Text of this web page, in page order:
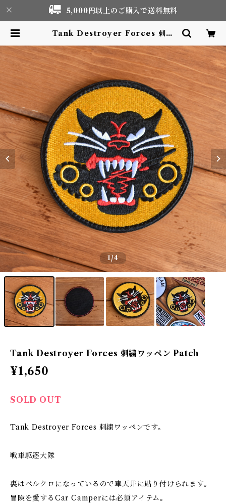
5,000円以上のご購入で送料無料
Tank Destroyer Forces 刺繍
Outdoor Adventure Tourism
gear shop
1/4
Tank Destroyer Forces 刺繍ワッペン Patch
¥1,650
SOLD OUT
Tank Destroyer Forces 刺繍ワッペンです。
戦車駆逐大隊
裏はベルクロになっているので車天井に貼り付けられます。
冒険を愛するCar Camperには必須アイテム。